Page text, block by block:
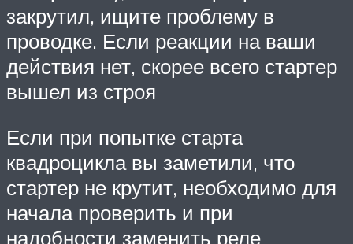
закрутил, ищите проблему в
проводке. Если реакции на ваши
действия нет, скорее всего стартер
вышел из строя
Если при попытке старта
квадроцикла вы заметили, что
стартер не крутит, необходимо для
начала проверить и при
надобности заменить реле